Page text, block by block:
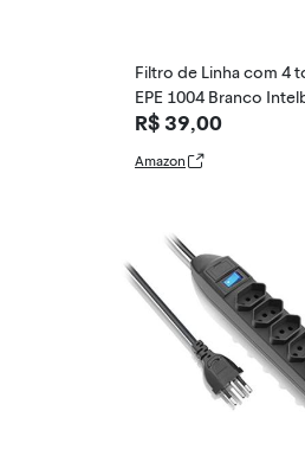
Filtro de Linha com 4
EPE 1004 Branco
R$ 39,00
Amazon